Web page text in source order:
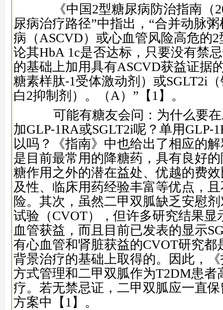
《中国2型糖尿病防治指南（
尿病治疗路径”中指出，“合并动脉
病（ASCVD）或心血管风险高危的
论其HbA 1c是否达标，只要没有禁
的基础上加用具有ASCVD获益证据
糖素样肽⁃1受体激动剂）或SGLT2i
白2抑制剂）。（A）” 【1】 。
可能有糖友会问：为什么要在
加GLP⁃1RA或SGLT2i呢？单用
以吗？《指南》中也给出了相应的
是目前最常用的降糖药，具有良好
糖作用之外的潜在益处、优越的费
及性、临床用药经验丰富等优点，
险。其次，虽然二甲双胍缺乏安慰
试验（CVOT），但许多研究结果显
血管获益，而且目前已发表的显示
有心血管和肾脏获益的CVOT研究都
背景治疗的基础上取得的。因此，
方式管理和二甲双胍作为T2DM患者
疗。若无禁忌证，二甲双胍应一直
方案中
【1】 。